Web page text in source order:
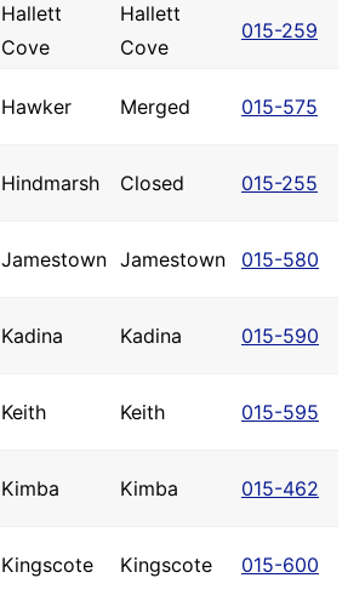
Hallett
Cove
Hallett
Cove
015-259
Hawker Merged 015-575
Hindmarsh Closed 015-255
Jamestown Jamestown 015-580
Kadina Kadina 015-590
Keith Keith 015-595
Kimba Kimba 015-462
Kingscote Kingscote 015-600